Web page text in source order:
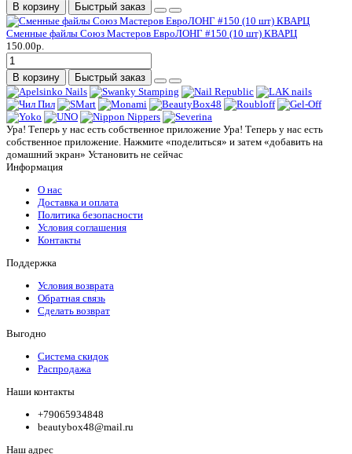
В корзину Быстрый заказ
Сменные файлы Союз Мастеров ЕвроЛОНГ #150 (10 шт) КВАРЦ
150.00р.
В корзину Быстрый заказ
Ура! Теперь у нас есть собственное приложение Ура! Теперь у нас есть
собственное приложение. Нажмите «поделиться» и затем «добавить на
домашний экран» Установить не сейчас
Информация
О нас
Доставка и оплата
Политика безопасности
Условия соглашения
Контакты
Поддержка
Условия возврата
Обратная связь
Сделать возврат
Выгодно
Система скидок
Распродажа
Наши контакты
+79065934848
beautybox48@mail.ru
Наш адрес